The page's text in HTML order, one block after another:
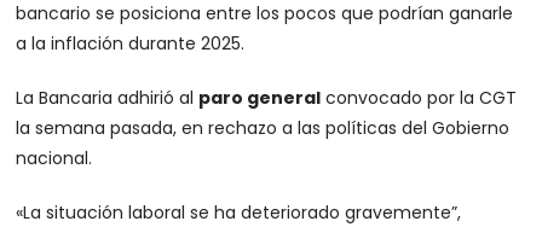
bancario se posiciona entre los pocos que podrían ganarle
a la inflación durante 2025.
La Bancaria adhirió al paro general convocado por la CGT
la semana pasada, en rechazo a las políticas del Gobierno
nacional.
«La situación laboral se ha deteriorado gravemente”,